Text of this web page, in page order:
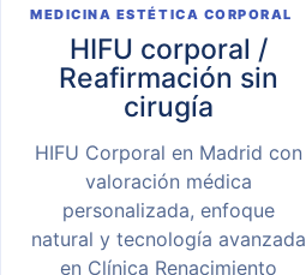
MEDICINA ESTÉTICA CORPORAL
HIFU corporal /
Reafirmación sin
cirugía
HIFU Corporal en Madrid con
valoración médica
personalizada, enfoque
natural y tecnología avanzada
en Clínica Renacimiento